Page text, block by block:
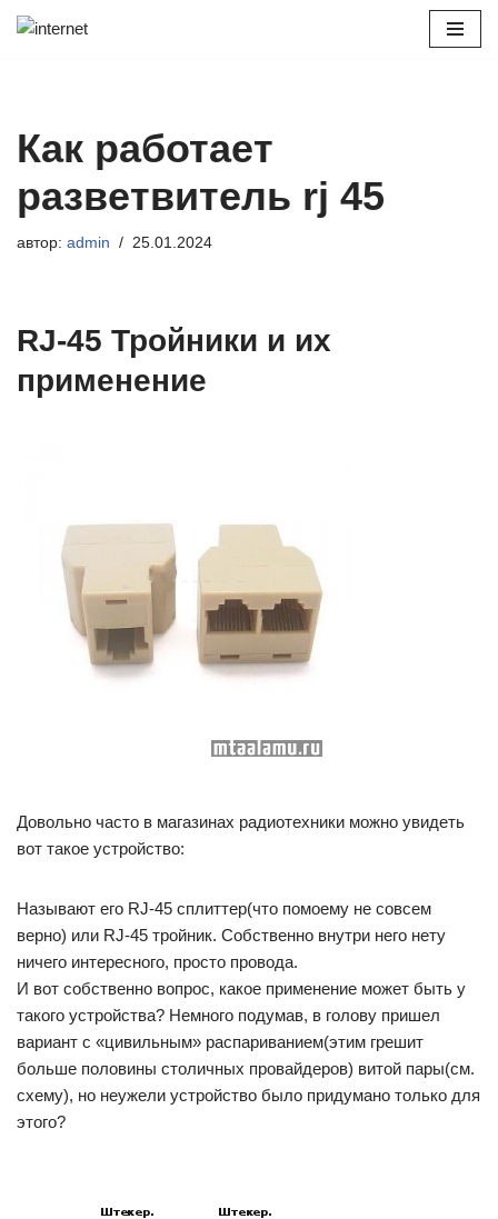
Как работает
разветвитель rj 45
автор: admin 25.01.2024
RJ-45 Тройники и их
применение
Довольно часто в магазинах радиотехники можно увидеть
вот такое устройство:
Называют его RJ-45 сплиттер(что помоему не совсем
верно) или RJ-45 тройник. Собственно внутри него нету
ничего интересного, просто провода.
И вот собственно вопрос, какое применение может быть у
такого устройства? Немного подумав, в голову пришел
вариант с «цивильным» распариванием(этим грешит
больше половины столичных провайдеров) витой пары(см.
схему), но неужели устройство было придумано только для
этого?